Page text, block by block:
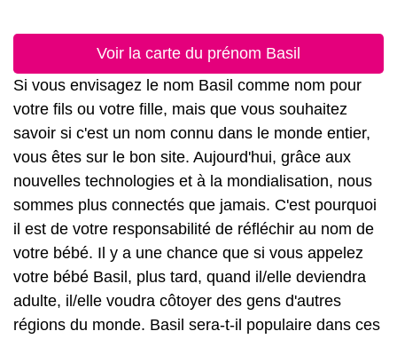
Voir la carte du prénom Basil
Si vous envisagez le nom Basil comme nom pour
votre fils ou votre fille, mais que vous souhaitez
savoir si c'est un nom connu dans le monde entier,
vous êtes sur le bon site. Aujourd'hui, grâce aux
nouvelles technologies et à la mondialisation, nous
sommes plus connectés que jamais. C'est pourquoi
il est de votre responsabilité de réfléchir au nom de
votre bébé. Il y a une chance que si vous appelez
votre bébé Basil, plus tard, quand il/elle deviendra
adulte, il/elle voudra côtoyer des gens d'autres
régions du monde. Basil sera-t-il populaire dans ces